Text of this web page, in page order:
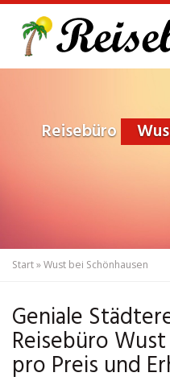
main
Reisebüro
Start»Wust bei Schönhausen
Geniale
Reisebüro
pro Preis und